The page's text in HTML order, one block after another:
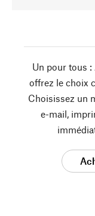
Un pour tous :
offrez le choix
Choisissez un
e-mail,